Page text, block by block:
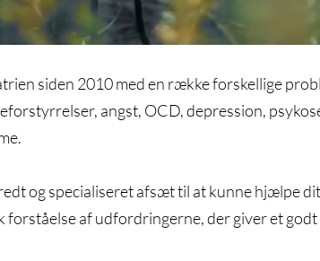
siden 2010 med en række forskellige
angst, OCD, depression,
og specialiseret afsæt til at kunne hjælpe
forståelse af udfordringerne, der giver et